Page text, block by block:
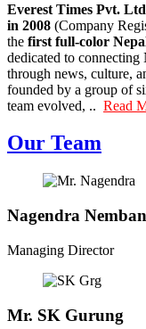
Everest Times Pvt.
in 2008 (Company
the first full-color
dedicated to
through news, culture,
founded by a group of
team evolved, .. Read
Our Team
Nagendra
Managing Director
Mr. SK Gurung